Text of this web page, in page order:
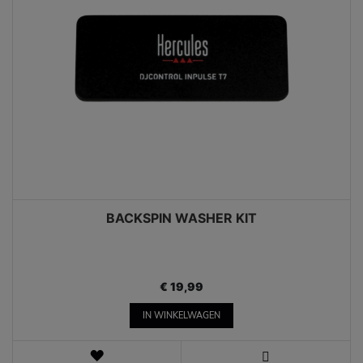
BACKSPIN WASHER KIT
€ 19,99
IN WINKELWAGEN
VERLANGLIJST